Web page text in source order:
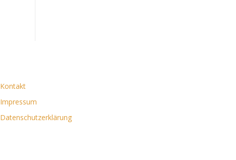
Kontakt
Impressum
Datenschutzerklärung